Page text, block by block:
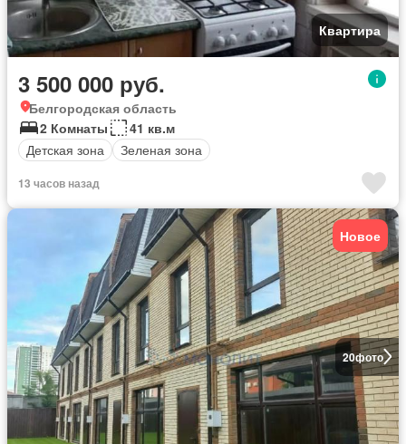
Квартира
3 500 000 руб.
Белгородская область
2 Комнаты
41 кв.м
Детская зона
Зеленая зона
13 часов назад
20фото
Новое